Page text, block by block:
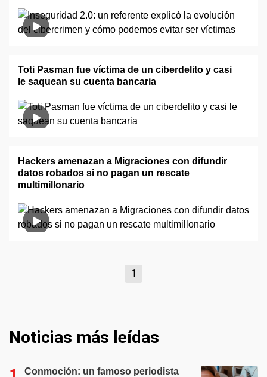
Toti Pasman fue víctima de un ciberdelito y casi
le saquean su cuenta bancaria
Hackers amenazan a Migraciones con difundir
datos robados si no pagan un rescate
multimillonario
1
Noticias más leídas
Conmoción: un famoso periodista